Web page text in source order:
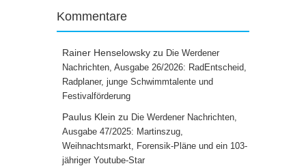
Kommentare
Rainer Henselowsky zu Die Werdener
Nachrichten, Ausgabe 26/2026: RadEntscheid,
Radplaner, junge Schwimmtalente und
Festivalförderung
Paulus Klein zu Die Werdener Nachrichten,
Ausgabe 47/2025: Martinszug,
Weihnachtsmarkt, Forensik-Pläne und ein 103-
jähriger Youtube-Star